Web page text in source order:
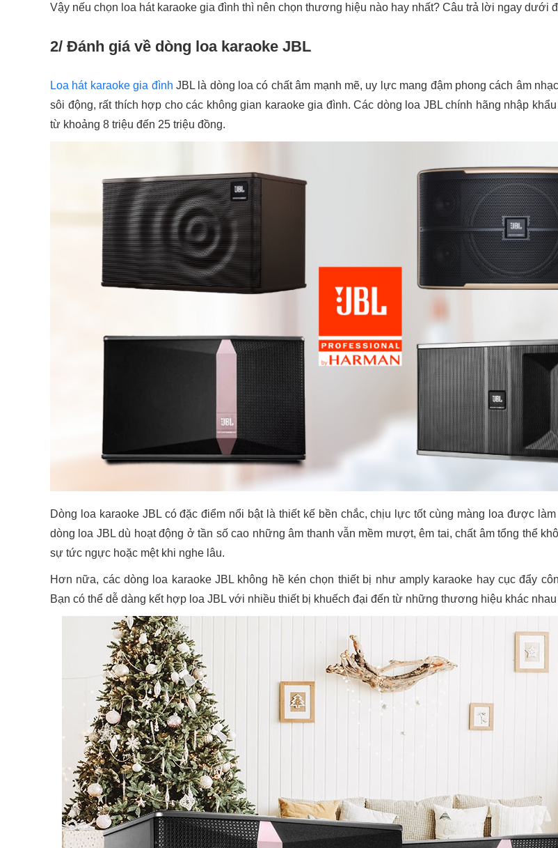
Vậy nếu chọn loa hát karaoke gia đình thì nên chọn thương hiệu nào hay nhất? Câu trả lời ngay dưới
2/ Đánh giá về dòng loa karaoke JBL
Loa hát karaoke gia đình JBL là dòng loa có chất âm mạnh mẽ, uy lực mang đậm phong cách âm
sôi động, rất thích hợp cho các không gian karaoke gia đình. Các dòng loa JBL chính hãng nhập
từ khoảng 8 triệu đến 25 triệu đồng.
Dòng loa karaoke JBL có đặc điểm nổi bật là thiết kế bền chắc, chịu lực tốt cùng màng loa được
dòng loa JBL dù hoạt động ở tần số cao những âm thanh vẫn mềm mượt, êm tai, chất âm tổng thể
sự tức ngực hoặc mệt khi nghe lâu.
Hơn nữa, các dòng loa karaoke JBL không hề kén chọn thiết bị như amply karaoke hay cục đẩy
Bạn có thể dễ dàng kết hợp loa JBL với nhiều thiết bị khuếch đại đến từ những thương hiệu khác